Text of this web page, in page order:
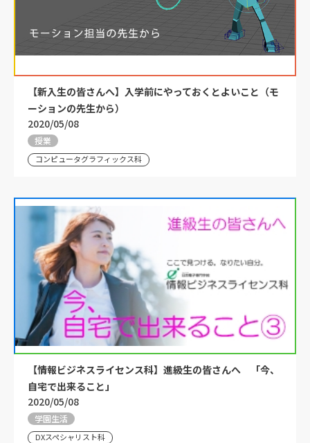
【新入生の皆さんへ】入学前にやっておくとよいこと（モ
ーションの先生から）
2020/05/08
授業
コンピュータグラフィックス科
【情報ビジネスライセンス科】進級生の皆さんへ 「今、
自宅で出来ること」
2020/05/08
学園生活
DXスペシャリスト科